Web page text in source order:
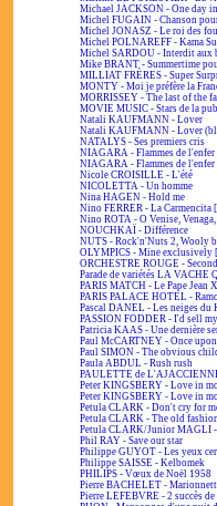
Michael JACKSON - One day
Michel FUGAIN - Chanson
Michel JONASZ - Le roi des
Michel POLNAREFF - Kama
Michel SARDOU - Interdit aux
Mike BRANT - Summertime
MILLIAT FRÈRES - Super
MONTY - Moi je préfère la
MORRISSEY - The last of the
MOVIE MUSIC - Stars de la pub
Natali KAUFMANN - Lover
Natali KAUFMANN - Lover
NATALYS - Ses premiers cris
NIAGARA - Flammes de l'enfer
NIAGARA - Flammes de l'enfer
Nicole CROISILLE - L'été
NICOLETTA - Un homme
Nina HAGEN - Hold me
Nino FERRER - La Carmencita
Nino ROTA - O Venise,
NOUCHKAÏ - Différence
NUTS - Rock'n'Nuts 2, Wooly
OLYMPICS - Mine exclusively
ORCHESTRE ROUGE -
Parade de variétés LA VACHE
PARIS MATCH - Le Pape Jean
PARIS PALACE HOTEL -
Pascal DANEL - Les neiges
PASSION FODDER - I'd sell
Patricia KAAS - Une dernière
Paul McCARTNEY - Once
Paul SIMON - The obvious
Paula ABDUL - Rush rush
PAULETTE de
Peter KINGSBERY - Love in
Peter KINGSBERY - Love in
Petula CLARK - Don't cry for
Petula CLARK - The old
Petula CLARK/Junior MAGLI -
Phil RAY - Save our star
Philippe GUYOT - Les yeux
Philippe SAISSE - Kelbomek
PHILIPS - Vœux de Noël 1958
Pierre BACHELET -
Pierre LEFEBVRE - 2 succès